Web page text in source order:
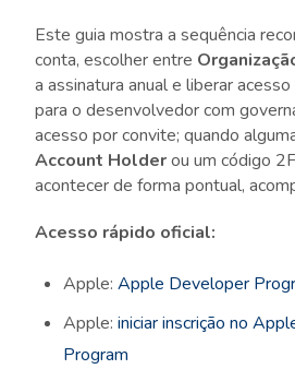
Este guia mostra a sequência
conta, escolher entre
a assinatura anual e liberar
para o desenvolvedor com
acesso por convite; quando
Account Holderou um código
acontecer de forma pontual,
Acesso rápido oficial:
Apple: Apple Developer
Apple: iniciar inscrição no
Program